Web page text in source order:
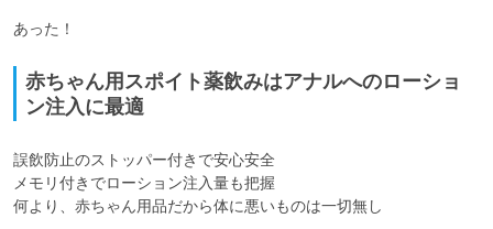
あった！
赤ちゃん用スポイト薬飲みはアナルへのローショ
ン注入に最適
誤飲防止のストッパー付きで安心安全
メモリ付きでローション注入量も把握
何より、赤ちゃん用品だから体に悪いものは一切無し